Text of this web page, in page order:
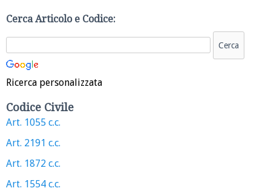
Cerca Articolo e Codice:
Ricerca personalizzata
Codice Civile
Art. 1055 c.c.
Art. 2191 c.c.
Art. 1872 c.c.
Art. 1554 c.c.